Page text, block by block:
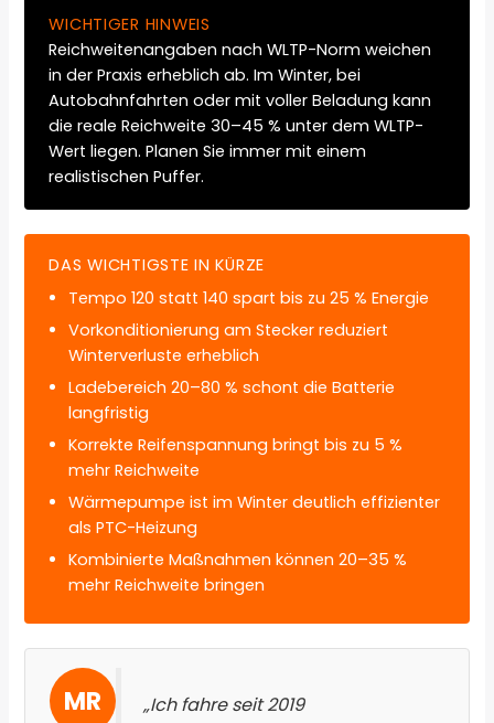
WICHTIGER HINWEIS
Reichweitenangaben nach WLTP-Norm weichen
in der Praxis erheblich ab. Im Winter, bei
Autobahnfahrten oder mit voller Beladung kann
die reale Reichweite 30–45 % unter dem WLTP-
Wert liegen. Planen Sie immer mit einem
realistischen Puffer.
DAS WICHTIGSTE IN KÜRZE
Tempo 120 statt 140 spart bis zu 25 % Energie
Vorkonditionierung am Stecker reduziert
Winterverluste erheblich
Ladebereich 20–80 % schont die Batterie
langfristig
Korrekte Reifenspannung bringt bis zu 5 %
mehr Reichweite
Wärmepumpe ist im Winter deutlich effizienter
als PTC-Heizung
Kombinierte Maßnahmen können 20–35 %
mehr Reichweite bringen
MR
„Ich fahre seit 2019